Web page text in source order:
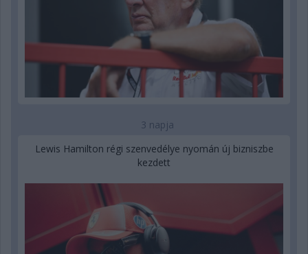
3 napja
Lewis Hamilton régi szenvedélye nyomán új bizniszbe
kezdett